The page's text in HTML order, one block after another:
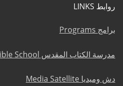
روابط LINKS
برامج Programs
مدرسة الكتاب المقدس Bible School
دش وميديا Media Satellite